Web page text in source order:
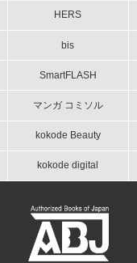
HERS
bis
SmartFLASH
マンガ コミソル
kokode Beauty
kokode digital